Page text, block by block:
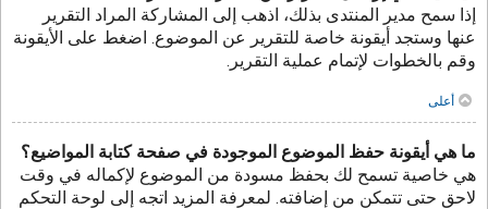
إذا سمح مدير المنتدى بذلك، اذهب إلى المشاركة المراد التقرير
عنها وستجد أيقونة خاصة للتقرير عن الموضوع. اضغط على الأيقونة
وقم بالخطوات لإتمام عملية التقرير.
أعلى
ما هي أيقونة حفظ الموضوع الموجودة في صفحة كتابة المواضيع؟
هي خاصية تسمح لك بحفظ مسودة من الموضوع لإكماله في وقت
لاحق حتى تتمكن من إضافته. لمعرفة المزيد اتجه إلى لوحة التحكم